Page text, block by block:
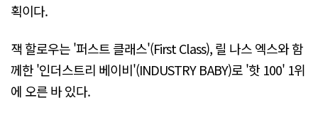
획이다.
잭 할로우는 '퍼스트 클래스'(First Class), 릴 나스 엑스와 함
께한 '인더스트리 베이비'(INDUSTRY BABY)로 '핫 100' 1위
에 오른 바 있다.